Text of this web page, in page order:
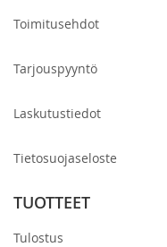
Toimitusehdot
Tarjouspyyntö
Laskutustiedot
Tietosuojaseloste
TUOTTEET
Tulostus